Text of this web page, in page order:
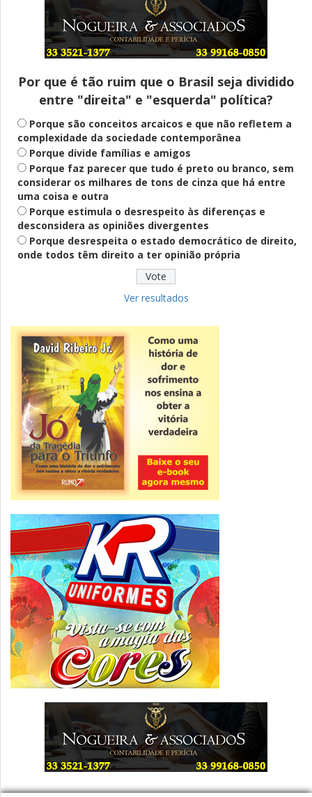
Entenda
Pix Pensão Alimentícia: entenda o que é
e como solicitar
Saúde Mental
Plataforma oferece escuta em saúde
mental para jovens no SUS Digital
Definido
PT lança Patrus Ananias como candidato
ao governo de Minas Gerais
Fies: pré-selecionados têm até terça
para complementar informações
Novidade
CNPJ alfanumérico começa a ser emitido
nesta sexta
ver todas »
Por que é tão ruim que o Brasil seja dividido
entre "direita" e "esquerda" política?
Porque são conceitos arcaicos e que não refletem a
complexidade da sociedade contemporânea
Porque divide famílias e amigos
Porque faz parecer que tudo é preto ou branco, sem
considerar os milhares de tons de cinza que há entre
uma coisa e outra
Porque estimula o desrespeito às diferenças e
desconsidera as opiniões divergentes
Porque desrespeita o estado democrático de direito,
onde todos têm direito a ter opinião própria
Ver resultados